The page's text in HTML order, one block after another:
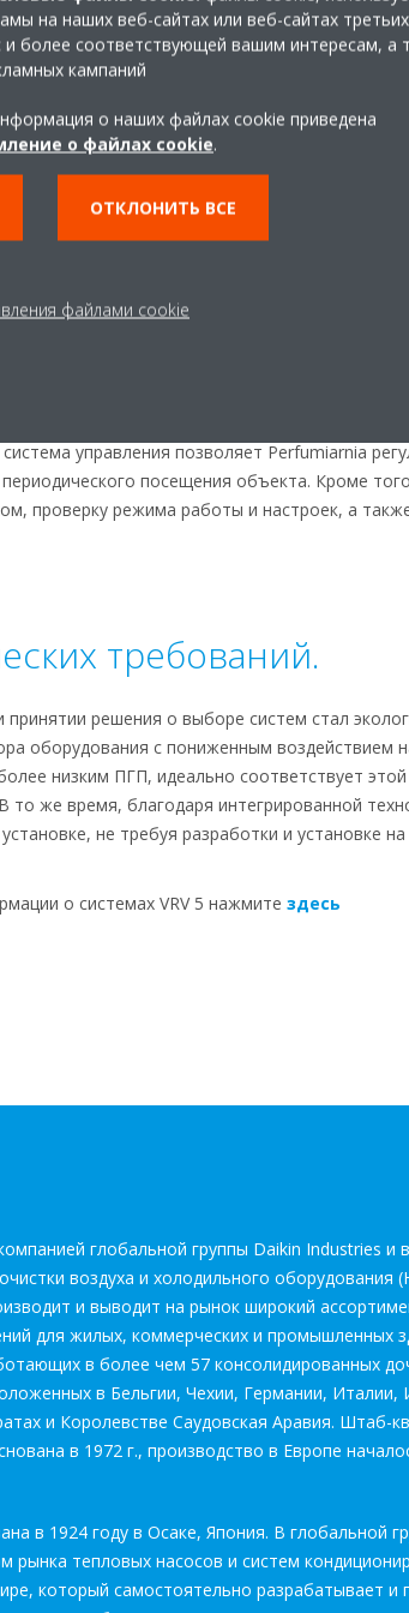
С точки зрения пользователей
обеспечение простоты управления
возможность соответствия дизайна
В стандартной комплектации был
возможностью замены его по желанию
модель. Кассетные модели доступны с
вариантах, благодаря чему они
Что касается возможностей
пульт управления Madoka с
качестве опции доступно приложение
из любого места и обеспечивать идеальную
управления позволяет Perfumiarnia
посещения объекта. Кроме
проверку режима работы и настроек, а
требований.
решения о выборе систем стал
оборудования с пониженным воздействием
низким ПГП, идеально соответствует
то же время, благодаря интегрированной
не требуя разработки и установке
о системах VRV 5 нажмите здесь
глобальной группы Daikin Industries
воздуха и холодильного оборудования
и выводит на рынок широкий
для жилых, коммерческих и промышленных
в более чем 57 консолидированных
в Бельгии, Чехии, Германии, Италии,
и Королевстве Саудовская Аравия. Штаб-
в 1972 г., производство в Европе
в 1924 году в Осаке, Япония. В глобальной
рынка тепловых насосов и систем
который самостоятельно разрабатывает и
на наших веб-сайтах или веб-сайтах
и более соответствующей вашим интересам, а
кампаний
о наших файлах cookie приведена
о файлах cookie.
ОТКЛОНИТЬ ВСЕ
файлами cookie